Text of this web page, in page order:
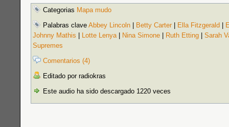
Categorias Mapa mudo
Palabras clave Abbey Lincoln Betty Carter Ella Fitzgerald
Johnny Mathis
Lotte Lenya| Nina Simone Ruth Etting
Sarah
Supremes
Comentarios (4)
Editado por radiokras
Este audio ha sido descargado 1220 veces